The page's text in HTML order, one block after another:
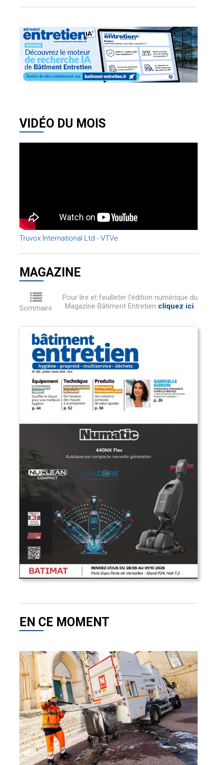
VIDÉO DU MOIS
Truvox International Ltd - VTVe
MAGAZINE
Sommaire
Pour lire et feuilleter l'édition numérique du
Magazine Bâtiment Entretien cliquez ici.
EN CE MOMENT